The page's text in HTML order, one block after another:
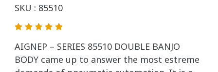
SKU : 85510
AIGNEP – SERIES 85510 DOUBLE BANJO
BODY came up to answer the most estreme